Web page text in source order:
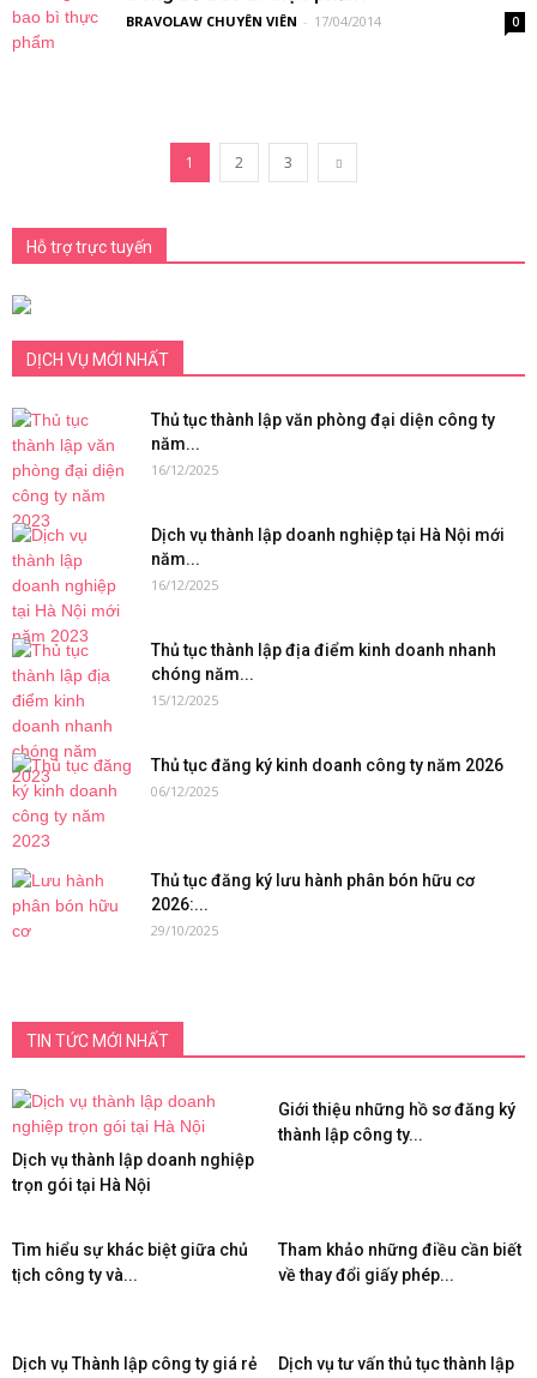
BRAVOLAW CHUYÊN VIÊN - 17/04/2014 0
1 2 3
Hỗ trợ trực tuyến
DỊCH VỤ MỚI NHẤT
Thủ tục thành lập văn phòng đại diện công ty
năm...
16/12/2025
Dịch vụ thành lập doanh nghiệp tại Hà Nội mới
năm...
16/12/2025
Thủ tục thành lập địa điểm kinh doanh nhanh
chóng năm...
15/12/2025
Thủ tục đăng ký kinh doanh công ty năm 2026
06/12/2025
Thủ tục đăng ký lưu hành phân bón hữu cơ
2026:...
29/10/2025
TIN TỨC MỚI NHẤT
Dịch vụ thành lập doanh nghiệp
trọn gói tại Hà Nội
Giới thiệu những hồ sơ đăng ký
thành lập công ty...
Tìm hiểu sự khác biệt giữa chủ
tịch công ty và...
Tham khảo những điều cần biết
về thay đổi giấy phép...
Dịch vụ Thành lập công ty giá rẻ
Dịch vụ tư vấn thủ tục thành lập